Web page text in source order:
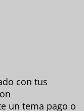
con tus
un tema pago o